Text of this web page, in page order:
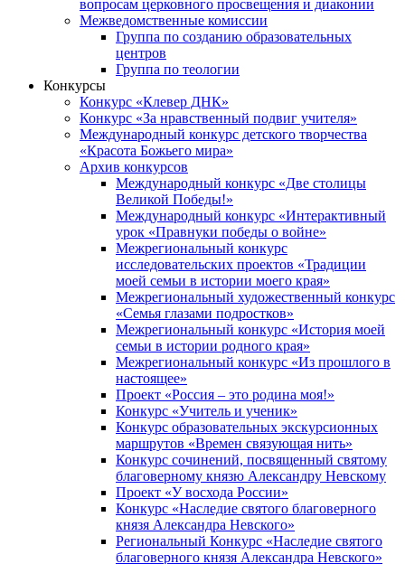
вопросам церковного просвещения и диаконии
Межведомственные комиссии
Группа по созданию образовательных
центров
Группа по теологии
Конкурсы
Конкурс «Клевер ДНК»
Конкурс «За нравственный подвиг учителя»
Международный конкурс детского творчества
«Красота Божьего мира»
Архив конкурсов
Международный конкурс «Две столицы
Великой Победы!»
Международный конкурс «Интерактивный
урок «Правнуки победы о войне»
Межрегиональный конкурс
исследовательских проектов «Традиции
моей семьи в истории моего края»
Межрегиональный художественный конкурс
«Семья глазами подростков»
Межрегиональный конкурс «История моей
семьи в истории родного края»
Межрегиональный конкурс «Из прошлого в
настоящее»
Проект «Россия – это родина моя!»
Конкурс «Учитель и ученик»
Конкурс образовательных экскурсионных
маршрутов «Времен связующая нить»
Конкурс сочинений, посвященный святому
благоверному князю Александру Невскому
Проект «У восхода России»
Конкурс «Наследие святого благоверного
князя Александра Невского»
Региональный Конкурс «Наследие святого
благоверного князя Александра Невского»